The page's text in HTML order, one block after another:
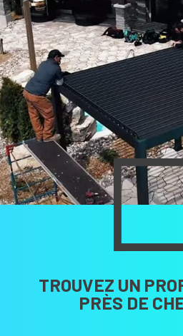
TROUVEZ UN
PRÈS DE